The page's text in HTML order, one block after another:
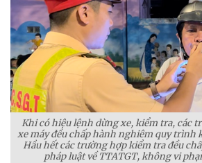
Khi có hiệu lệnh dừng xe, kiểm tra, các
xe máy đều chấp hành nghiêm quy trình
Hầu hết các trường hợp kiểm tra đều
pháp luật về TTATGT, không vi